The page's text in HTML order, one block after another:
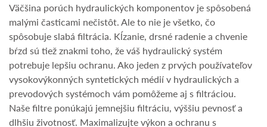
Väčšina porúch hydraulických komponentov je spôsobená
malými časticami nečistôt. Ale to nie je všetko, čo
spôsobuje slabá filtrácia. Kĺzanie, drsné radenie a chvenie
bŕzd sú tiež znakmi toho, že váš hydraulický systém
potrebuje lepšiu ochranu. Ako jeden z prvých používateľov
vysokovýkonných syntetických médií v hydraulických a
prevodových systémoch vám pomôžeme aj s filtráciou.
Naše filtre ponúkajú jemnejšiu filtráciu, výššiu pevnosť a
dlhšiu životnosť. Maximalizujte výkon a ochranu s